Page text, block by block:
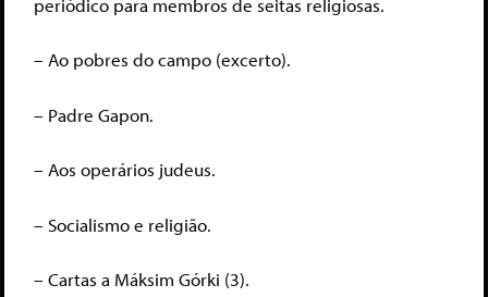
periódico para membros de seitas religiosas.
– Ao pobres do campo (excerto).
– Padre Gapon.
– Aos operários judeus.
– Socialismo e religião.
– Cartas a Máksim Górki (3).